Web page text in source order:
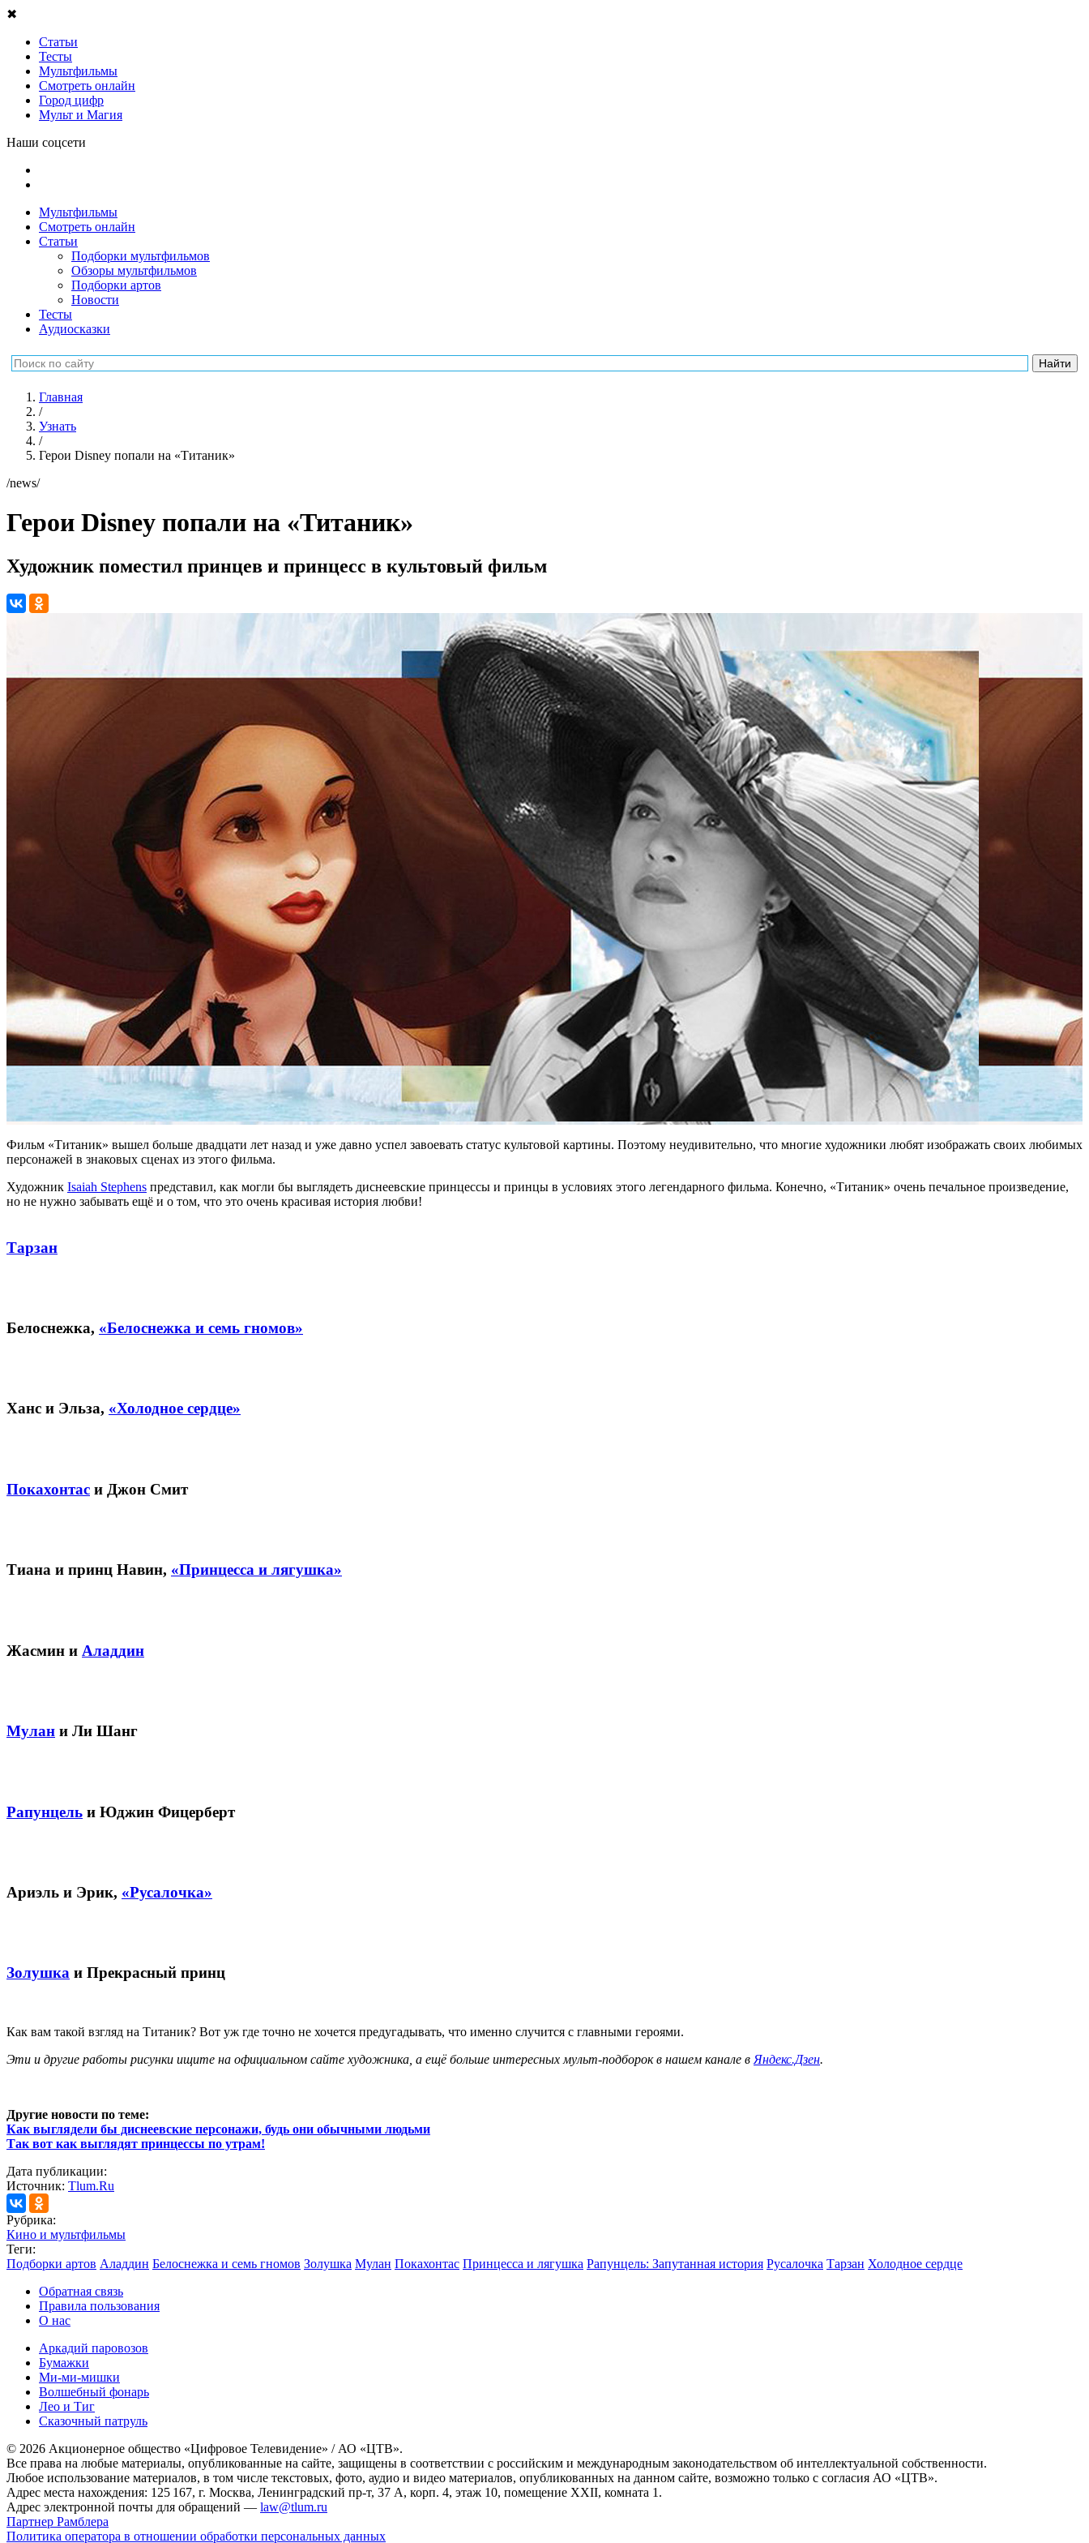
✖
Статьи
Тесты
Мультфильмы
Смотреть онлайн
Город цифр
Мульт и Магия
Наши соцсети
Мультфильмы
Смотреть онлайн
Статьи
Подборки мультфильмов
Обзоры мультфильмов
Подборки артов
Новости
Тесты
Аудиосказки
Главная
/
Узнать
/
Герои Disney попали на «Титаник»
/news/
Герои Disney попали на «Титаник»
Художник поместил принцев и принцесс в культовый фильм
Фильм «Титаник» вышел больше двадцати лет назад и уже давно успел завоевать статус культовой картины. Поэтому неудивительно, что многие художники любят изображать своих любимых
персонажей в знаковых сценах из этого фильма.
Художник Isaiah Stephens представил, как могли бы выглядеть диснеевские принцессы и принцы в условиях этого легендарного фильма. Конечно, «Титаник» очень печальное произведение,
но не нужно забывать ещё и о том, что это очень красивая история любви!
Тарзан
Белоснежка, «Белоснежка и семь гномов»
Ханс и Эльза, «Холодное сердце»
Покахонтас и Джон Смит
Тиана и принц Навин, «Принцесса и лягушка»
Жасмин и Аладдин
Мулан и Ли Шанг
Рапунцель и Юджин Фицерберт
Ариэль и Эрик, «Русалочка»
Золушка и Прекрасный принц
Как вам такой взгляд на Титаник? Вот уж где точно не хочется предугадывать, что именно случится с главными героями.
Эти и другие работы рисунки ищите на официальном сайте художника, а ещё больше интересных мульт-подборок в нашем канале в Яндекс.Дзен.
Другие новости по теме:
Как выглядели бы диснеевские персонажи, будь они обычными людьми
Так вот как выглядят принцессы по утрам!
Дата публикации:
Источник: Tlum.Ru
Рубрика:
Кино и мультфильмы
Теги:
Подборки артов Аладдин Белоснежка и семь гномов Золушка Мулан Покахонтас Принцесса и лягушка Рапунцель: Запутанная история Русалочка Тарзан Холодное сердце
Обратная связь
Правила пользования
О нас
Аркадий паровозов
Бумажки
Ми-ми-мишки
Волшебный фонарь
Лео и Тиг
Сказочный патруль
© 2026 Акционерное общество «Цифровое Телевидение» / АО «ЦТВ».
Все права на любые материалы, опубликованные на сайте, защищены в соответствии с российским и международным законодательством об интеллектуальной собственности.
Любое использование материалов, в том числе текстовых, фото, аудио и видео материалов, опубликованных на данном сайте, возможно только с согласия АО «ЦТВ».
Адрес места нахождения: 125 167, г. Москва, Ленинградский пр-т, 37 А, корп. 4, этаж 10, помещение XXII, комната 1.
Адрес электронной почты для обращений — law@tlum.ru
Партнер Рамблера
Политика оператора в отношении обработки персональных данных